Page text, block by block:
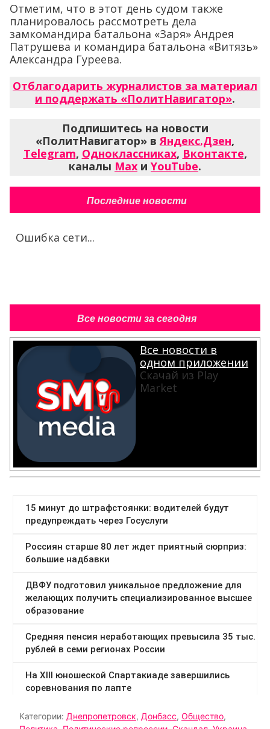
Отметим, что в этот день судом также
планировалось рассмотреть дела
замкомандира батальона «Заря» Андрея
Патрушева и командира батальона «Витязь»
Александра Гуреева.
Отблагодарить журналистов за материал
и поддержать «ПолитНавигатор».
Подпишитесь на новости
«ПолитНавигатор» в Яндекс.Дзен,
Telegram, Одноклассниках, Вконтакте,
каналы Max и YouTube.
Последние новости
Ошибка сети...
Все новости за сегодня
Все новости в
одном приложении
Скачай из Play
Market
Категории: Днепропетровск, Донбасс, Общество,